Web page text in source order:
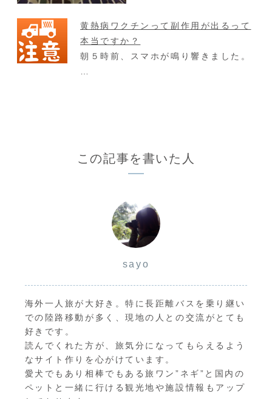
黄熱病ワクチンって副作用が出るって
本当ですか？
朝５時前、スマホが鳴り響きました。
…
この記事を書いた人
sayo
海外一人旅が大好き。特に長距離バスを乗り継い
での陸路移動が多く、現地の人との交流がとても
好きです。
読んでくれた方が、旅気分になってもらえるよう
なサイト作りを心がけています。
愛犬でもあり相棒でもある旅ワン”ネギ”と国内の
ペットと一緒に行ける観光地や施設情報もアップ